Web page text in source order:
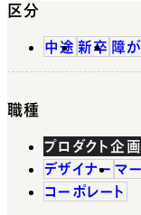
区分
中途 新卒 障
職種
プロダクト企
デザイナー マ
コーポレート